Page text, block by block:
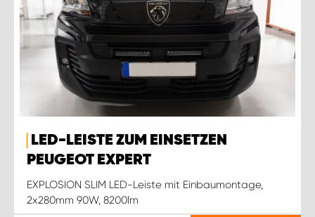
LED-LEISTE ZUM EINSETZEN
PEUGEOT EXPERT
EXPLOSION SLIM LED-Leiste mit Einbaumontage,
2x280mm 90W, 8200lm